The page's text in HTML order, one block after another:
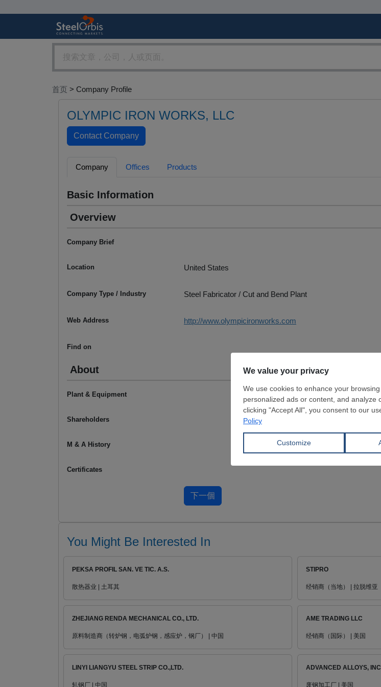
首页 > Company Profile
OLYMPIC IRON WORKS, LLC
Company Offices Products
Basic Information
Overview
Company Brief
Location United States
Company Type / Industry Steel Fabricator / Cut and Bend Plant
Web Address http://www.olympicironworks.com
Find on
About
Plant & Equipment
Shareholders
M & A History
Certificates
You Might Be Interested In
PEKSA PROFIL SAN. VE TIC. A.S.
散热器业 | 土耳其
STIPRO
经销商（当地） | 拉脱维亚
ZHEJIANG RENDA MECHANICAL CO., LTD.
原料制造商（转炉钢，电弧炉钢，感应炉，钢厂） | 中国
AME TRADING LLC
经销商（国际） | 美国
LINYI LIANGYU STEEL STRIP CO.,LTD.
轧钢厂 | 中国
ADVANCED ALLOYS, INC
废钢加工厂 | 美国